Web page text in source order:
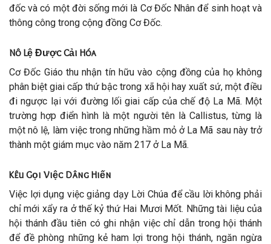
đốc và có một đời sống mới là Cơ Đốc Nhân để sinh hoạt và
thông công trong cộng đồng Cơ Đốc.
Nô Lệ Được Cải Hóa
Cơ Đốc Giáo thu nhận tín hữu vào cộng đồng của họ không
phân biệt giai cấp thứ bậc trong xã hội hay xuất sứ, một điều
đi ngược lại với đường lối giai cấp của chế độ La Mã. Một
trường hợp điển hình là một người tên là Callistus, từng là
một nô lệ, làm việc trong những hầm mỏ ở La Mã sau này trở
thành một giám mục vào năm 217 ở La Mã.
Kêu Gọi Việc Dâng Hiến
Việc lợi dụng việc giảng dạy Lời Chúa để cầu lời không phải
chỉ mới xẩy ra ở thế kỷ thứ Hai Mươi Mốt. Những tài liệu của
hội thánh đầu tiên có ghi nhận việc chỉ dẫn trong hội thánh
để đề phòng những kẻ ham lợi trong hội thánh, ngăn ngừa